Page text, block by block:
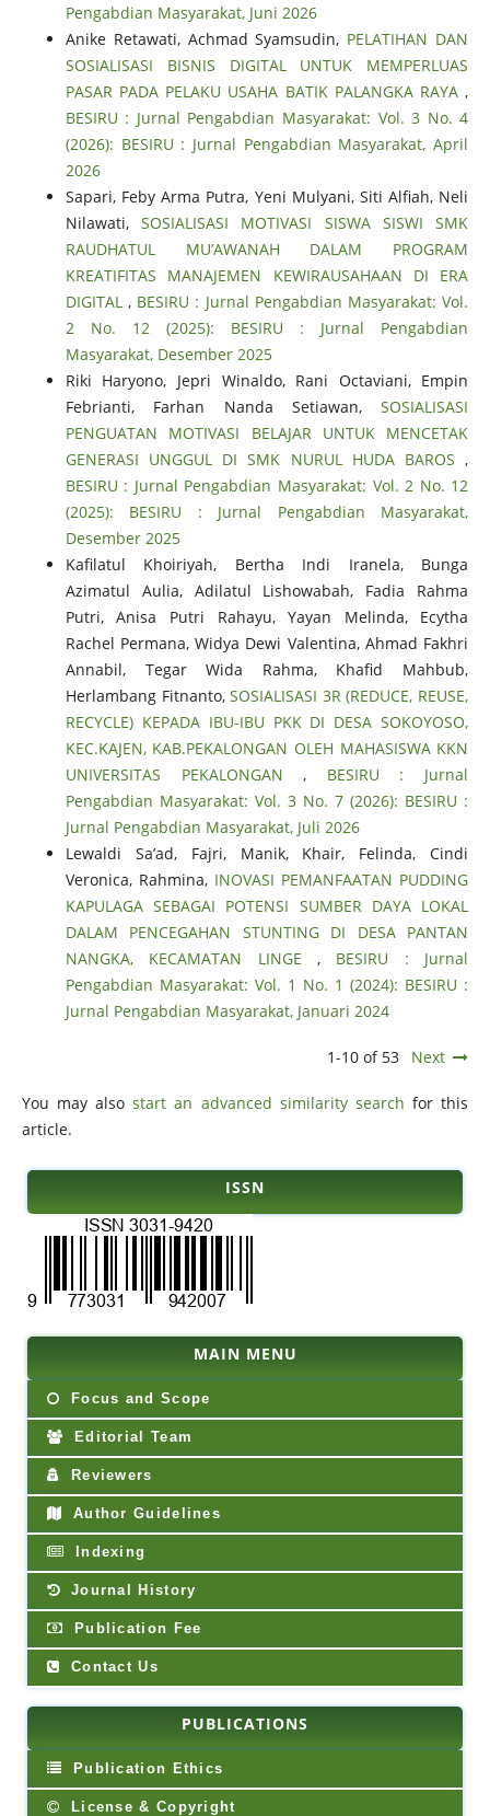
Pengabdian Masyarakat, Juni 2026
Anike Retawati, Achmad Syamsudin, PELATIHAN DAN
SOSIALISASI BISNIS DIGITAL UNTUK MEMPERLUAS
PASAR PADA PELAKU USAHA BATIK PALANGKA RAYA ,
BESIRU : Jurnal Pengabdian Masyarakat: Vol. 3 No. 4
(2026): BESIRU : Jurnal Pengabdian Masyarakat, April
2026
Sapari, Feby Arma Putra, Yeni Mulyani, Siti Alfiah, Neli
Nilawati,SOSIALISASI MOTIVASI SISWA SISWI SMK
RAUDHATUL MU’AWANAH DALAM PROGRAM
KREATIFITAS MANAJEMEN KEWIRAUSAHAAN DI ERA
DIGITAL , BESIRU : Jurnal Pengabdian Masyarakat: Vol.
2 No. 12 (2025): BESIRU : Jurnal Pengabdian
Masyarakat, Desember 2025
Riki Haryono, Jepri Winaldo, Rani Octaviani, Empin
Febrianti, Farhan Nanda Setiawan,SOSIALISASI
PENGUATAN MOTIVASI BELAJAR UNTUK MENCETAK
GENERASI UNGGUL DI SMK NURUL HUDA BAROS ,
BESIRU : Jurnal Pengabdian Masyarakat: Vol. 2 No. 12
(2025): BESIRU : Jurnal Pengabdian Masyarakat,
Desember 2025
Kafilatul Khoiriyah, Bertha Indi Iranela, Bunga
Azimatul Aulia, Adilatul Lishowabah, Fadia Rahma
Putri, Anisa Putri Rahayu, Yayan Melinda, Ecytha
Rachel Permana, Widya Dewi Valentina, Ahmad Fakhri
Annabil, Tegar Wida Rahma, Khafid Mahbub,
Herlambang Fitnanto,SOSIALISASI 3R (REDUCE, REUSE,
RECYCLE) KEPADA IBU-IBU PKK DI DESA SOKOYOSO,
KEC.KAJEN, KAB.PEKALONGAN OLEH MAHASISWA KKN
UNIVERSITAS PEKALONGAN , BESIRU : Jurnal
Pengabdian Masyarakat: Vol. 3 No. 7 (2026): BESIRU :
Jurnal Pengabdian Masyarakat, Juli 2026
Lewaldi Sa’ad, Fajri, Manik, Khair, Felinda, Cindi
Veronica, Rahmina, INOVASI PEMANFAATAN PUDDING
KAPULAGA SEBAGAI POTENSI SUMBER DAYA LOKAL
DALAM PENCEGAHAN STUNTING DI DESA PANTAN
NANGKA, KECAMATAN LINGE , BESIRU : Jurnal
Pengabdian Masyarakat: Vol. 1 No. 1 (2024): BESIRU :
Jurnal Pengabdian Masyarakat, Januari 2024
1-10 of 53 Next
You may alsostart an advanced similarity search for this
article.
ISSN
MAIN MENU
Focus and Scope
Editorial Team
Reviewers
Author Guidelines
Indexing
Journal History
Publication Fee
Contact Us
PUBLICATIONS
Publication Ethics
License & Copyright